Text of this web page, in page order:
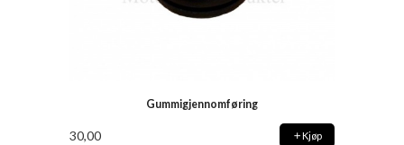
Gummigjennomføring
30,00 Kjøp